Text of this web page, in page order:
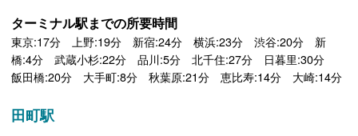
ターミナル駅までの所要時間
東京:17分 上野:19分 新宿:24分 横浜:23分 渋谷:20分 新
橋:4分 武蔵小杉:22分 品川:5分 北千住:27分 日暮里:30分
飯田橋:20分 大手町:8分 秋葉原:21分 恵比寿:14分 大崎:14分
田町駅